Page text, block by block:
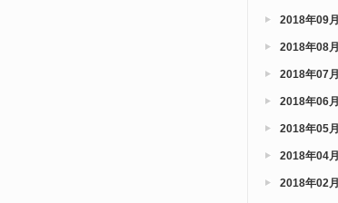
2018年09月
2018年08月
2018年07月
2018年06月
2018年05月
2018年04月
2018年02月